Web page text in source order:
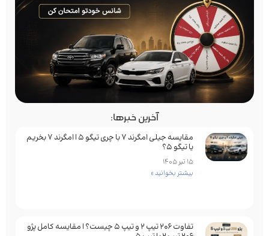
آخرین خبرها:
مقایسه جیلی امگرند 7 با چری تیگو 5 | امگرند 7 بخریم
یا تیگو 5؟
15 تیر 1405
بیشتر بخوانید »
تفاوت ۲۰۶ تیپ ۲ و تیپ ۵ چیست؟ | مقایسه کامل پژو